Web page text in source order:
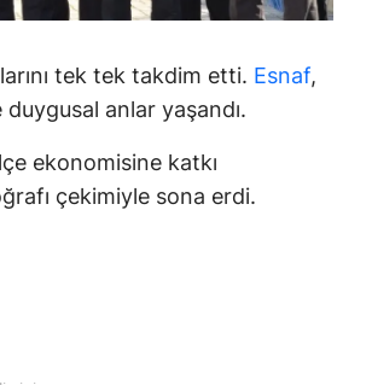
tek tek takdim etti. Esnaf,
duygusal anlar yaşandı.
ekonomisine katkı
çekimiyle sona erdi.